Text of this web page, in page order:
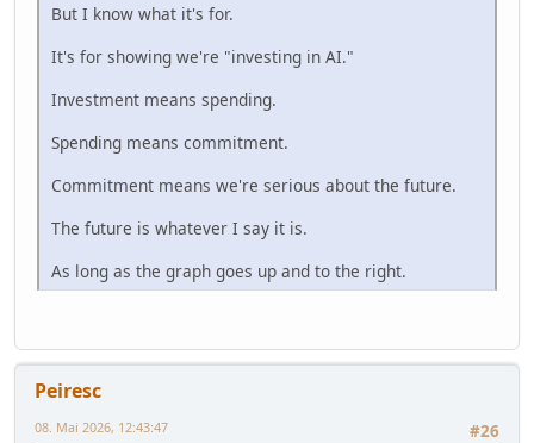
But I know what it's for.
It's for showing we're "investing in AI."
Investment means spending.
Spending means commitment.
Commitment means we're serious about the future.
The future is whatever I say it is.
As long as the graph goes up and to the right.
Peiresc
#26
08. Mai 2026, 12:43:47